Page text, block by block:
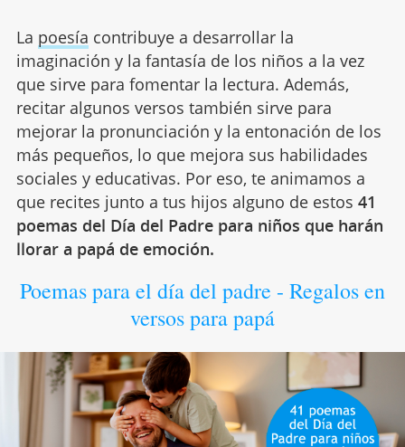
La poesía contribuye a desarrollar la
imaginación y la fantasía de los niños a la vez
que sirve para fomentar la lectura. Además,
recitar algunos versos también sirve para
mejorar la pronunciación y la entonación de los
más pequeños, lo que mejora sus habilidades
sociales y educativas. Por eso, te animamos a
que recites junto a tus hijos alguno de estos 41
poemas del Día del Padre para niños que harán
llorar a papá de emoción.
Poemas para el día del padre - Regalos en
versos para papá